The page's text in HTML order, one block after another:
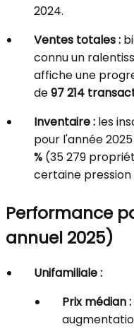
2024.
Ventes totales :
connu un
affiche une
de97 214
Inventaire : les
pour l'année
% (35 279
certaine pression
Performance
annuel 2025)
Unifamiliale :
Prix médian :